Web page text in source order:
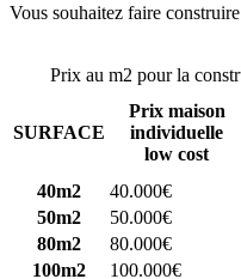
Vous souhaitez faire
Prix au m2 pour la
SURFACE
Prix maison
individuelle
low cost
40m2
40.000€
50m2
50.000€
80m2
80.000€
100m2
100.000€